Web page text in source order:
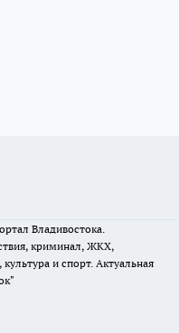
Владивостока.
криминал, ЖКХ,
и спорт. Актуальная